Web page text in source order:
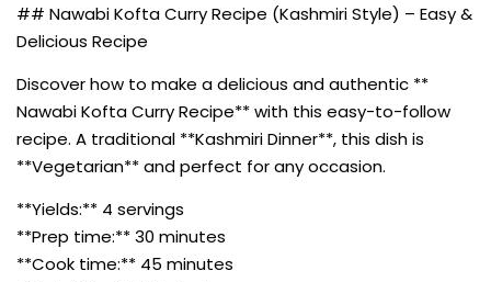
## Nawabi Kofta Curry Recipe (Kashmiri Style) – Easy &
Delicious Recipe
Discover how to make a delicious and authentic **
Nawabi Kofta Curry Recipe** with this easy-to-follow
recipe. A traditional **Kashmiri Dinner**, this dish is
**Vegetarian** and perfect for any occasion.
**Yields:** 4 servings
**Prep time:** 30 minutes
**Cook time:** 45 minutes